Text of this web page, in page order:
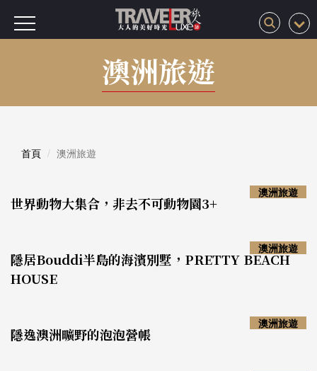
澳洲旅遊
首頁 澳洲旅遊
世界動物大集合，非去不可動物園3+
澳洲旅遊
隱居Bouddi半島的海濱別墅，PRETTY BEACH
HOUSE
澳洲旅遊
隱逸澳洲曠野的泡泡營帳
澳洲旅遊